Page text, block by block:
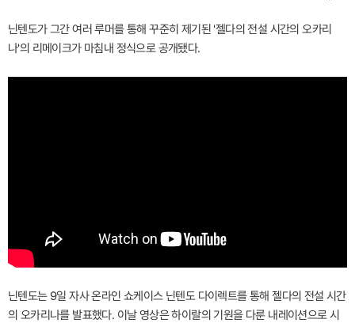
닌텐도가 그간 여러 루머를 통해 꾸준히 제기된 '젤다의 전설 시간의 오카리
나'의 리메이크가 마침내 정식으로 공개됐다.
닌텐도는 9일 자사 온라인 쇼케이스 닌텐도 다이렉트를 통해 젤다의 전설 시간
의 오카리나를 발표했다. 이날 영상은 하이랄의 기원을 다룬 내레이션으로 시